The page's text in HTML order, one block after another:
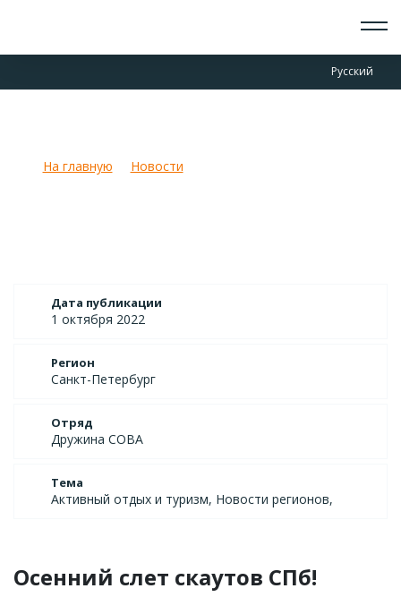
Русский
ДОКУМЕНТЫ
На главную Новости
Дата публикации
1 октября 2022
Регион
Санкт-Петербург
Отряд
Дружина СОВА
Тема
Активный отдых и туризм, Новости регионов,
Осенний слет скаутов СПб!